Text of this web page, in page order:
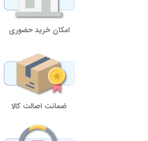
امکان خرید حضوری
ضمانت اصالت کالا